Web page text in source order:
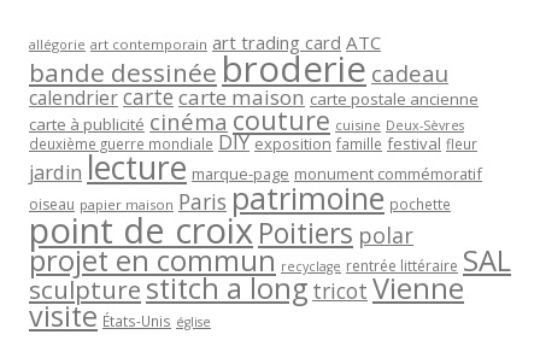
allégorie art contemporain art trading card ATC
bande dessinée broderie cadeau
calendriercartecarte maison carte postale ancienne
carte à publicité cinéma couture cuisine Deux-Sèvres
deuxième guerre mondiale DIY exposition famille festival fleur
jardin lecture marque-page monument commémoratif
oiseau papier maison Paris patrimoine pochette
point de croixPoitiers polar
projet en commun recyclage rentrée littéraire SAL
sculpturestitch a long tricot Vienne
visite États-Unis église